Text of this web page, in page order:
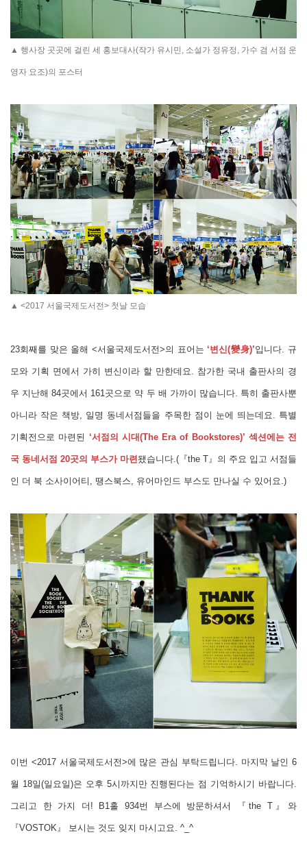
▲ 행사장 곳곳에 걸린 세 홍보대사(작가 유시민, 소설가 정유정, 가수 겸 서점 운
영자 요조)의 포스터
▲ <2017 서울국제도서전> 첫날 모습
23회째를 맞은 올해 <서울국제도서전>의 표어는‘변신(變身)’입니다. 규
모와 기획 면에서 가히 변신이라 할 만한데요. 참가한 국내 출판사의 경
우 지난해 84곳에서 161곳으로 약 두 배 가까이 많습니다. 특히 출판사뿐
아니라 작은 책방, 일명 동네서점들을 주목한 점이 눈에 띄는데요. 특별
기획전으로 마련된 ‘서점의 시대(The Era of Bookstores)’ 섹션에는 전
국 동네서점 20곳의 부스가 마련됐습니다.(『the T』의 주요 입고 서점들
인 더 북 소사이어티, 땡스북스, 유어마인드 부스도 만나실 수 있어요.)
이번 <2017 서울국제도서전>에 많은 관심 부탁드립니다. 마지막 날인 6
월 18일(일요일)은 오후 5시까지만 진행된다는 점 기억하시기 바랍니다.
그리고 한 가지 더! B1홀 934번 부스에 방문하셔서 『the T』와
『VOSTOK』 보시는 것도 잊지 마시고요. ^_^